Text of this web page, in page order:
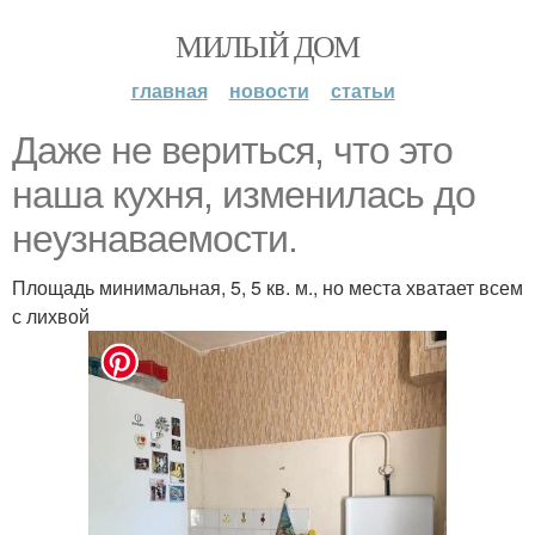
МИЛЫЙ ДОМ
главная новости статьи
Даже не вериться, что это
наша кухня, изменилась до
неузнаваемости.
Площадь минимальная, 5, 5 кв. м., но места хватает всем
с лихвой